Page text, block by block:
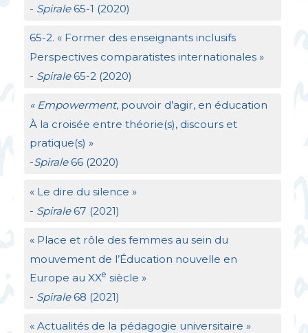
- Spirale65-1 (2020)
65-2. « Former des enseignants inclusifs
Perspectives comparatistes internationales »
- Spirale65-2 (2020)
« Empowerment, pouvoir d’agir, en éducation
À la croisée entre théorie(s), discours et
pratique(s) »
-Spirale66 (2020)
« Le dire du silence »
- Spirale67 (2021)
« Place et rôle des femmes au sein du
mouvement de l’Éducation nouvelle en
Europe au XXe siècle »
- Spirale68 (2021)
« Actualités de la pédagogie universitaire »